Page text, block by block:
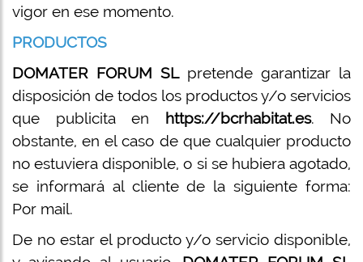
vigor en ese momento.
PRODUCTOS
DOMATER FORUM SLpretende garantizar la
disposición de todos los productos y/o servicios
que publicita en https://bcrhabitat.es. No
obstante, en el caso de que cualquier producto
no estuviera disponible, o si se hubiera agotado,
se informará al cliente de la siguiente forma:
Por mail.
De no estar el producto y/o servicio disponible,